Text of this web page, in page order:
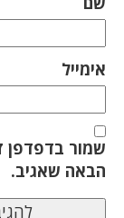
אימייל
שמור בדפדפן
הבאה שאגיב.